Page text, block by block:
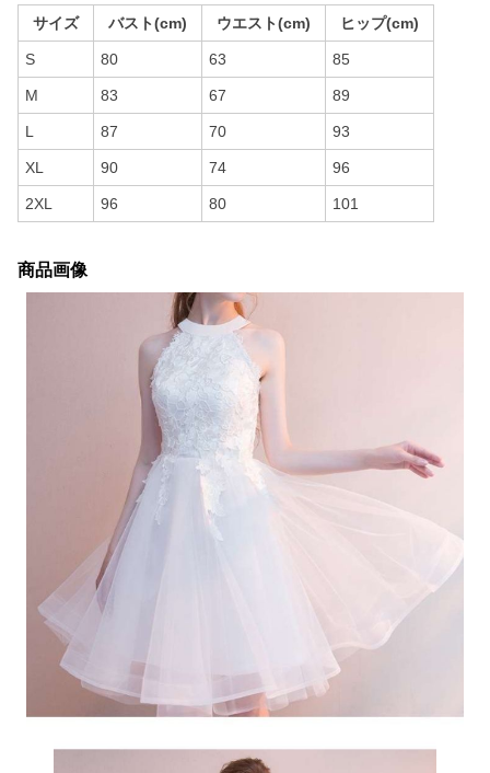
サイズ バスト(cm) ウエスト(cm) ヒップ(cm)
S 80 63 85
M 83 67 89
L 87 70 93
XL 90 74 96
2XL 96 80 101
商品画像